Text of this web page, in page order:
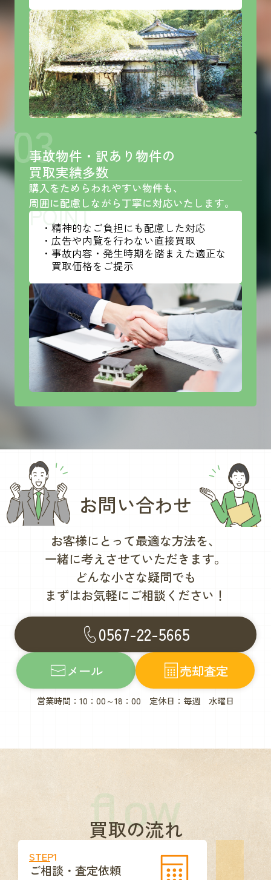
03
事故物件・訳あり物件の
買取実績多数
購入をためらわれやすい物件も、
周囲に配慮しながら丁寧に対応いたします。
POINT
・精神的なご負担にも配慮した対応
・広告や内覧を行わない直接買取
・事故内容・発生時期を踏まえた適正な
買取価格をご提示
お問い合わせ
お客様にとって最適な方法を、
一緒に考えさせていただきます。
どんな小さな疑問でも
まずはお気軽にご相談ください！
0567-22-5665
メール 売却査定
営業時間：10：00～18：00 定休日：毎週 水曜日
flow
買取の流れ
STEP1
ご相談・査定依頼